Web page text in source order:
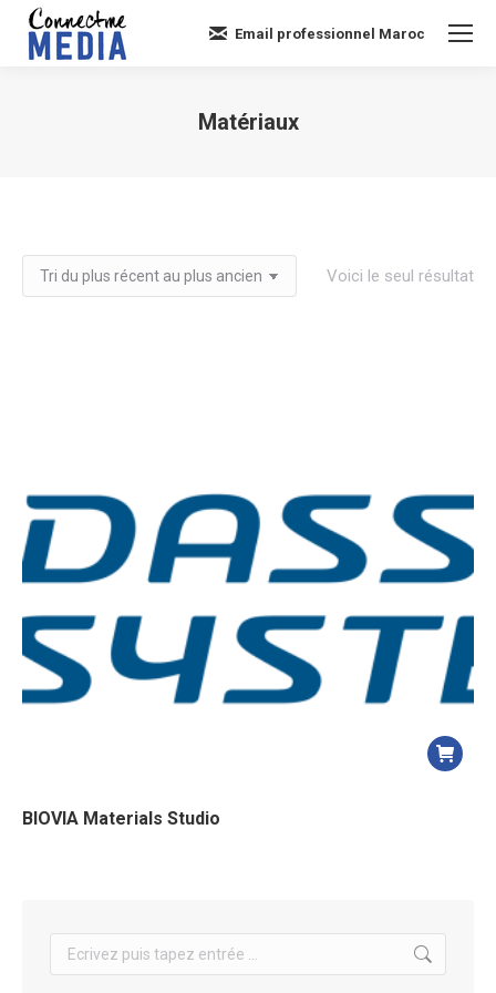
Email professionnel Maroc
Matériaux
Voici le seul résultat
BIOVIA Materials Studio
Search: